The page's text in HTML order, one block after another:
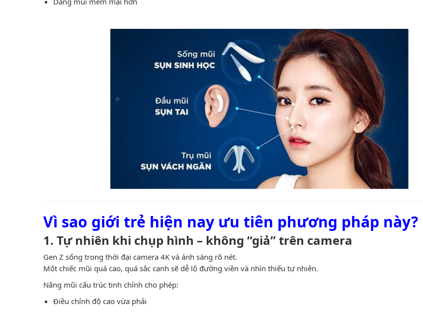
Vì sao giới trẻ hiện nay ưu tiên phương pháp này?
1. Tự nhiên khi chụp hình – không “giả” trên camera
Gen Z sống trong thời đại camera 4K và ánh sáng rõ nét.
Một chiếc mũi quá cao, quá sắc cạnh sẽ dễ lộ đường viền và nhìn thiếu tự nhiên.
Nâng mũi cấu trúc tinh chỉnh cho phép:
Điều chỉnh độ cao vừa phải